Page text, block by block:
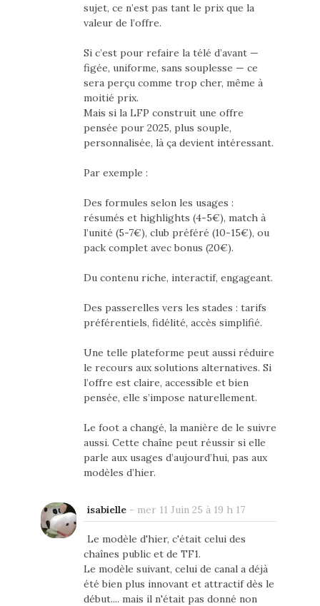
sujet, ce n’est pas tant le prix que la
valeur de l’offre.
Si c’est pour refaire la télé d’avant —
figée, uniforme, sans souplesse — ce
sera perçu comme trop cher, même à
moitié prix.
Mais si la LFP construit une offre
pensée pour 2025, plus souple,
personnalisée, là ça devient intéressant.
Par exemple :
Des formules selon les usages :
résumés et highlights (4-5€), match à
l’unité (5-7€), club préféré (10-15€), ou
pack complet avec bonus (20€).
Du contenu riche, interactif, engageant.
Des passerelles vers les stades : tarifs
préférentiels, fidélité, accès simplifié.
Une telle plateforme peut aussi réduire
le recours aux solutions alternatives. Si
l’offre est claire, accessible et bien
pensée, elle s’impose naturellement.
Le foot a changé, la manière de le suivre
aussi. Cette chaîne peut réussir si elle
parle aux usages d’aujourd’hui, pas aux
modèles d’hier.
isabielle- mer 11 Juin 25 à 19 h 17
Le modèle d'hier, c'était celui des
chaînes public et de TF1.
Le modèle suivant, celui de canal a déjà
été bien plus innovant et attractif dès le
début.... mais il n'était pas donné non